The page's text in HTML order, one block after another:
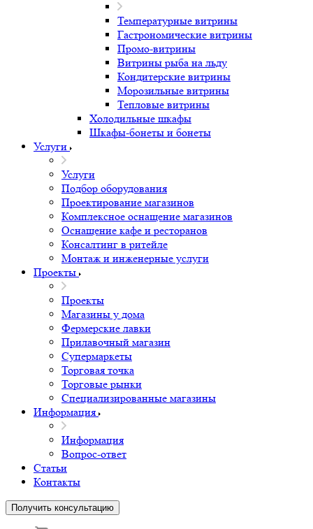
Температурные витрины
Гастрономические витрины
Промо-витрины
Витрины рыба на льду
Кондитерские витрины
Морозильные витрины
Тепловые витрины
Холодильные шкафы
Шкафы-бонеты и бонеты
Услуги
Услуги
Подбор оборудования
Проектирование магазинов
Комплексное оснащение магазинов
Оснащение кафе и ресторанов
Консалтинг в ритейле
Монтаж и инженерные услуги
Проекты
Проекты
Магазины у дома
Фермерские лавки
Прилавочный магазин
Супермаркеты
Торговая точка
Торговые рынки
Специализированные магазины
Информация
Информация
Вопрос-ответ
Статьи
Контакты
Получить консультацию